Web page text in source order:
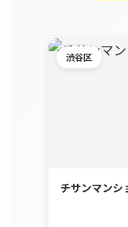
渋谷区
チサンマンシ